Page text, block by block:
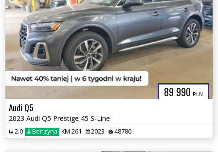
89 990 PLN
Audi Q5
2023 Audi Q5 Prestige 45 S-Line
2.0 Benzyna KM 261 2023 48780